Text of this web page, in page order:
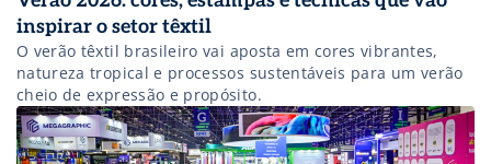
inspirar o setor têxtil
O verão têxtil brasileiro vai aposta em cores vibrantes,
natureza tropical e processos sustentáveis para um verão
cheio de expressão e propósito.